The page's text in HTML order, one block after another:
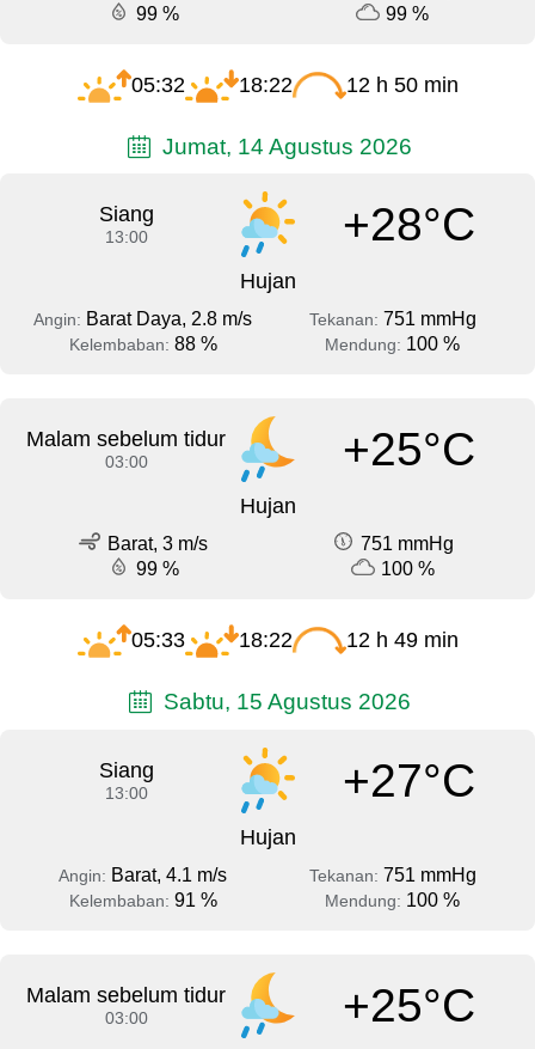
99 %
99 %
05:32 18:22 12 h 50 min
Jumat, 14 Agustus 2026
Siang
13:00 +28°C
Hujan
Angin: Barat Daya, 2.8 m/s Tekanan: 751 mmHg
Kelembaban: 88 % Mendung: 100 %
Malam sebelum tidur
03:00 +25°C
Hujan
Barat, 3 m/s
751 mmHg
99 %
100 %
05:33 18:22 12 h 49 min
Sabtu, 15 Agustus 2026
Siang
13:00 +27°C
Hujan
Angin: Barat, 4.1 m/s Tekanan: 751 mmHg
Kelembaban: 91 % Mendung: 100 %
Malam sebelum tidur
03:00 +25°C